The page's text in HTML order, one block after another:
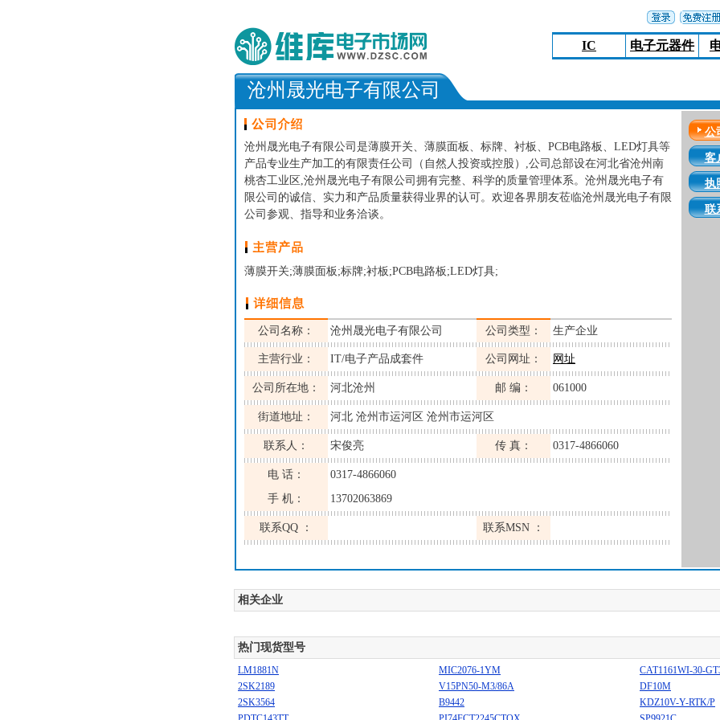
IC 电子元器件
沧州晟光电子有限公司
沧州晟光电子有限公司是薄膜开关、薄膜面板、标牌、衬板、PCB电路板、LED灯具等
产品专业生产加工的有限责任公司（自然人投资或控股）,公司总部设在河北省沧州南
桃杏工业区,沧州晟光电子有限公司拥有完整、科学的质量管理体系。沧州晟光电子有
限公司的诚信、实力和产品质量获得业界的认可。欢迎各界朋友莅临沧州晟光电子有限
公司参观、指导和业务洽谈。
薄膜开关;薄膜面板;标牌;衬板;PCB电路板;LED灯具;
公司名称： 沧州晟光电子有限公司 公司类型： 生产企业
主营行业： IT/电子产品成套件 公司网址： 网址
公司所在地： 河北沧州 邮 编： 061000
街道地址： 河北 沧州市运河区 沧州市运河区
联系人： 宋俊亮 传 真： 0317-4866060
电 话：
0317-4866060
手 机：
13702063869
联系QQ ： 联系MSN ：
公
客
执
联
相关企业
热门现货型号
LM1881N MIC2076-1YM
CAT1161WI-30-
2SK2189
V15PN50-M3/86A
DF10M
2SK3564
B9442
KDZ10V-Y-RTK/P